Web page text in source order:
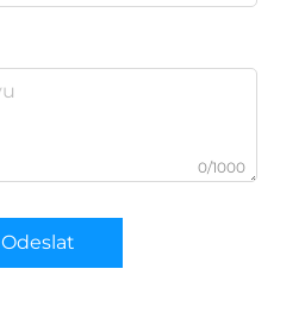
0/1000
Odeslat